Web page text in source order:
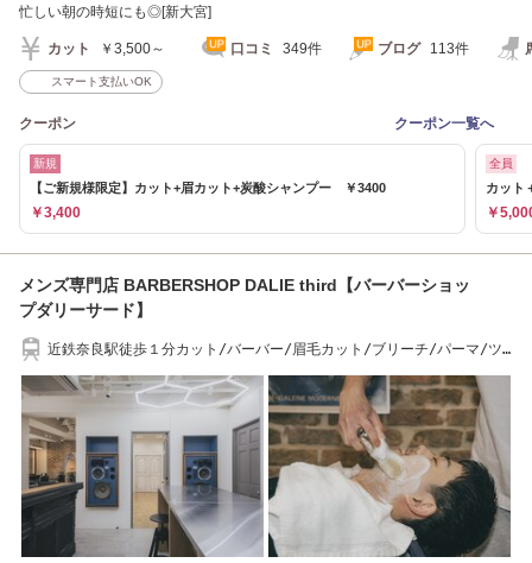
忙しい朝の時短にも◎[新大宮]
カット ￥3,500～ 口コミ 349件 ブログ 113件
スマート支払いOK
クーポン クーポン一覧へ
新規
【ご新規様限定】カット+眉カット+炭酸シャンプー ￥3400
￥3,400
全員
カット
￥
メンズ専門店 BARBERSHOP DALIE third【バーバーショッ
プダリーサード】
近鉄奈良駅徒歩１分カット/バーバー/眉毛カット/ブリーチ/パーマ/ツ